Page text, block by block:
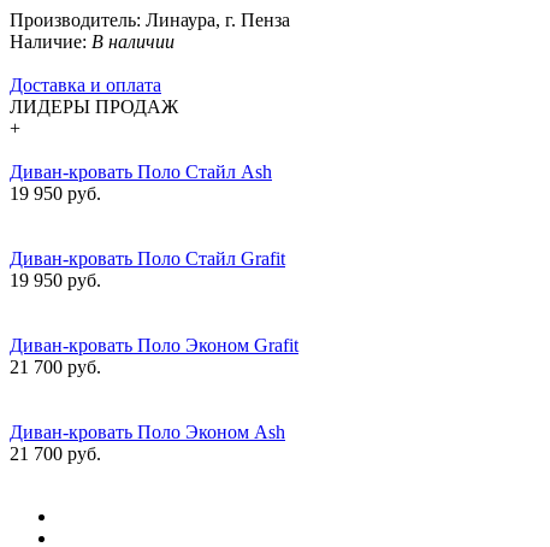
Производитель: Линаура, г. Пенза
Наличие: В наличии
Доставка и оплата
ЛИДЕРЫ ПРОДАЖ
+
Диван-кровать Поло Стайл Ash
19 950 руб.
Диван-кровать Поло Стайл Grafit
19 950 руб.
Диван-кровать Поло Эконом Grafit
21 700 руб.
Диван-кровать Поло Эконом Ash
21 700 руб.